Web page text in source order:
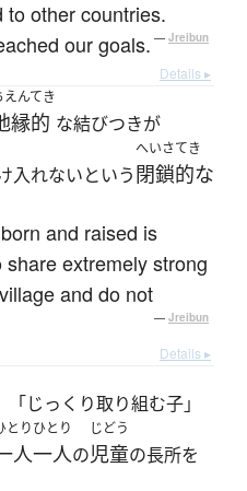
other countries.
our goals. — Jreibun
Details ▸
えんてき
縁的 な結びつきが
入れないという
へいさてき
閉鎖的な
and raised is
extremely strong
and do not
— Jreibun
Details ▸
「じっくり取り組む子」
とりひとり
人一人の
じどう
児童の長所を